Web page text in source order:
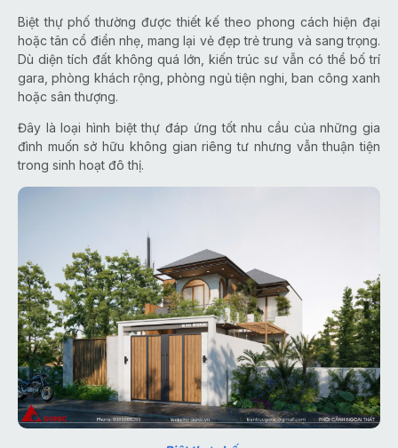
Biệt thự phố thường được thiết kế theo phong cách hiện đại
hoặc tân cổ điển nhẹ, mang lại vẻ đẹp trẻ trung và sang trọng.
Dù diện tích đất không quá lớn, kiến trúc sư vẫn có thể bố trí
gara, phòng khách rộng, phòng ngủ tiện nghi, ban công xanh
hoặc sân thượng.
Đây là loại hình biệt thự đáp ứng tốt nhu cầu của những gia
đình muốn sở hữu không gian riêng tư nhưng vẫn thuận tiện
trong sinh hoạt đô thị.